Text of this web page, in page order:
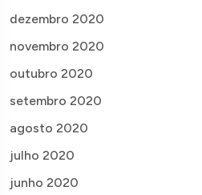
dezembro 2020
novembro 2020
outubro 2020
setembro 2020
agosto 2020
julho 2020
junho 2020